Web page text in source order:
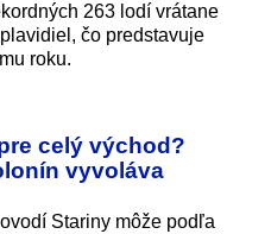
263 lodí vrátane
čo predstavuje
roku.
celý východ?
vyvoláva
Stariny môže podľa